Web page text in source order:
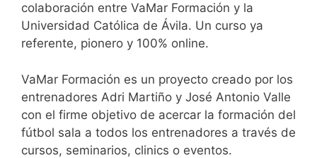
colaboración entre VaMar Formación y la
Universidad Católica de Ávila. Un curso ya
referente, pionero y 100% online.
VaMar Formación es un proyecto creado por los
entrenadores Adri Martiño y José Antonio Valle
con el firme objetivo de acercar la formación del
fútbol sala a todos los entrenadores a través de
cursos, seminarios, clinics o eventos.